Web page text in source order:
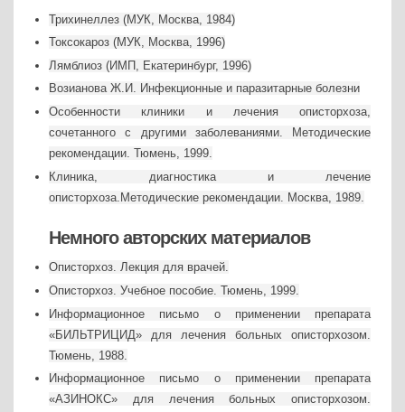
Трихинеллез (МУК, Москва, 1984)
Токсокароз (МУК, Москва, 1996)
Лямблиоз (ИМП, Екатеринбург, 1996)
Возианова Ж.И. Инфекционные и паразитарные болезни
Особенности клиники и лечения описторхоза,
сочетанного с другими заболеваниями. Методические
рекомендации. Тюмень, 1999.
Клиника, диагностика и лечение
описторхоза.Методические рекомендации. Москва, 1989.
Немного авторских материалов
Описторхоз. Лекция для врачей.
Описторхоз. Учебное пособие. Тюмень, 1999.
Информационное письмо о применении препарата
«БИЛЬТРИЦИД» для лечения больных описторхозом.
Тюмень, 1988.
Информационное письмо о применении препарата
«АЗИНОКС» для лечения больных описторхозом.